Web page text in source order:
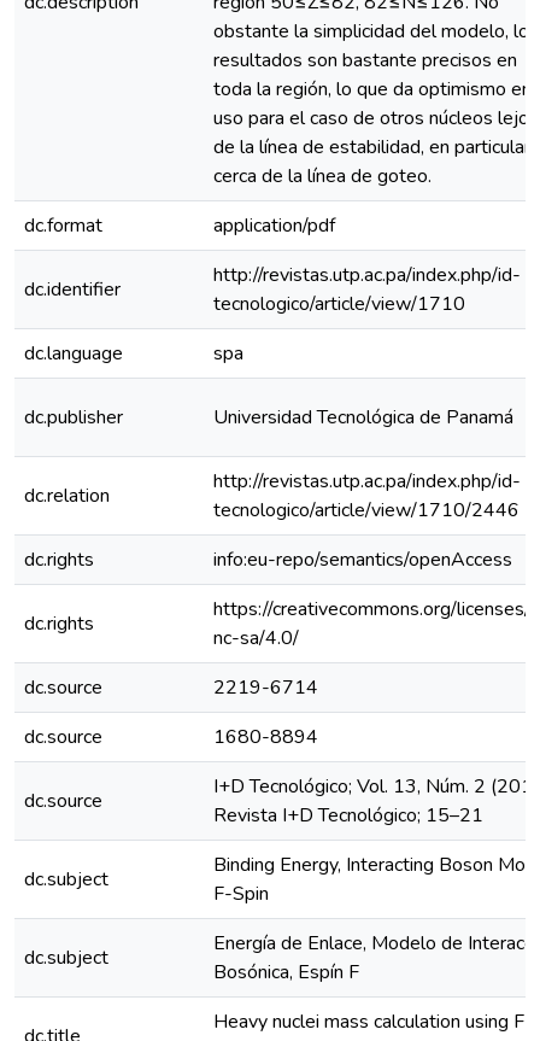
obstante la simplicidad del modelo, los
resultados son bastante precisos en
toda la región, lo que da optimismo en
uso para el caso de otros núcleos lejos
de la línea de estabilidad, en particular
cerca de la línea de goteo.
dc.format
application/pdf
dc.identifier
http://revistas.utp.ac.pa/index.php/id-
tecnologico/article/view/1710
dc.language
spa
dc.publisher Universidad Tecnológica de Panamá
dc.relation
http://revistas.utp.ac.pa/index.php/id-
tecnologico/article/view/1710/2446
dc.rights
info:eu-repo/semantics/openAccess
dc.rights
https://creativecommons.org/licenses/
nc-sa/4.0/
dc.source
2219-6714
dc.source
1680-8894
dc.source
I+D Tecnológico; Vol. 13, Núm. 2
Revista I+D Tecnológico; 15–21
dc.subject
Binding Energy, Interacting Boson
F-Spin
dc.subject
Energía de Enlace, Modelo de
Bosónica, Espín F
Heavy nuclei mass calculation using F-